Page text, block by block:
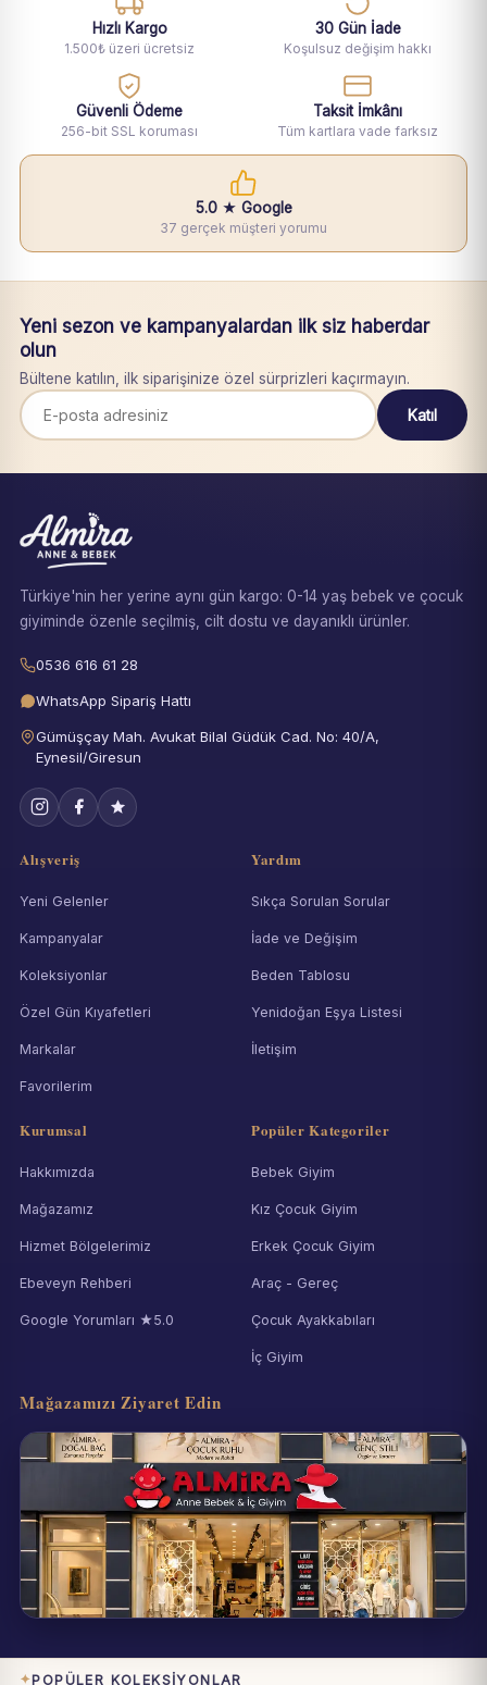
Hızlı Kargo
1.500₺ üzeri ücretsiz
30 Gün İade
Koşulsuz değişim hakkı
Güvenli Ödeme
256-bit SSL koruması
Taksit İmkânı
Tüm kartlara vade farksız
5.0 ★ Google
37 gerçek müşteri yorumu
Yeni sezon ve kampanyalardan ilk siz haberdar
olun
Bültene katılın, ilk siparişinize özel sürprizleri kaçırmayın.
Katıl
Türkiye'nin her yerine aynı gün kargo: 0-14 yaş bebek ve çocuk
giyiminde özenle seçilmiş, cilt dostu ve dayanıklı ürünler.
0536 616 61 28
WhatsApp Sipariş Hattı
Gümüşçay Mah. Avukat Bilal Güdük Cad. No: 40/A,
Eynesil/Giresun
Alışveriş
Yeni Gelenler
Kampanyalar
Koleksiyonlar
Özel Gün Kıyafetleri
Markalar
Favorilerim
Yardım
Sıkça Sorulan Sorular
İade ve Değişim
Beden Tablosu
Yenidoğan Eşya Listesi
İletişim
Kurumsal
Hakkımızda
Mağazamız
Hizmet Bölgelerimiz
Ebeveyn Rehberi
Google Yorumları ★5.0
Popüler Kategoriler
Bebek Giyim
Kız Çocuk Giyim
Erkek Çocuk Giyim
Araç - Gereç
Çocuk Ayakkabıları
İç Giyim
Mağazamızı Ziyaret Edin
Eynesil / Giresun
Pazartesi–Cumartesi 09:00–19:00
POPÜLER KOLEKSIYONLAR